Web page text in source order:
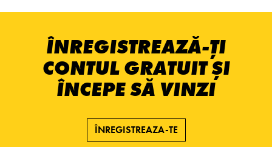
ÎNREGISTREAZĂ-ȚI
CONTUL GRATUIT ȘI
ÎNCEPE SĂ VINZI
ÎNREGISTREAZA-TE